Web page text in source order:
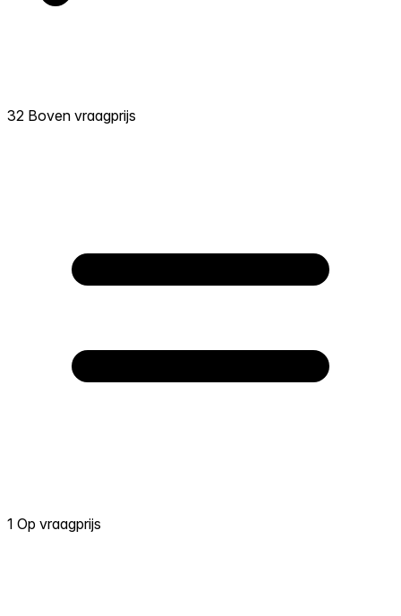
32 Boven vraagprijs
1 Op vraagprijs